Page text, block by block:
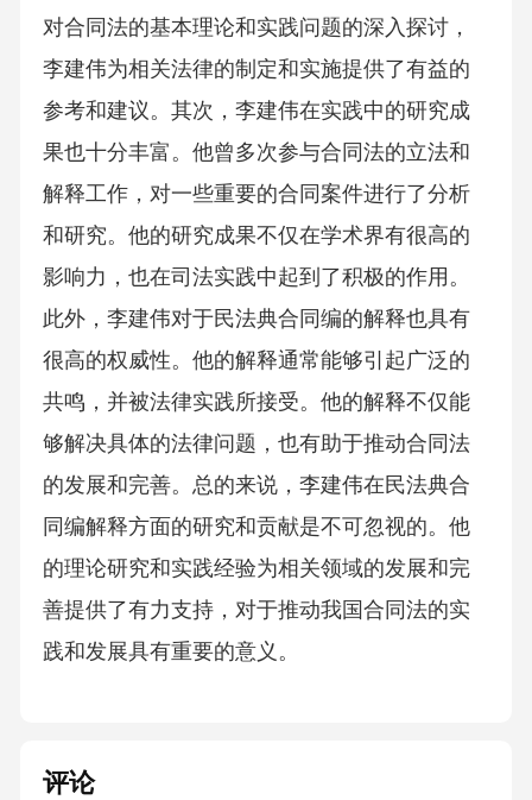
对合同法的基本理论和实践问题的深入探讨，
李建伟为相关法律的制定和实施提供了有益的
参考和建议。其次，李建伟在实践中的研究成
果也十分丰富。他曾多次参与合同法的立法和
解释工作，对一些重要的合同案件进行了分析
和研究。他的研究成果不仅在学术界有很高的
影响力，也在司法实践中起到了积极的作用。
此外，李建伟对于民法典合同编的解释也具有
很高的权威性。他的解释通常能够引起广泛的
共鸣，并被法律实践所接受。他的解释不仅能
够解决具体的法律问题，也有助于推动合同法
的发展和完善。总的来说，李建伟在民法典合
同编解释方面的研究和贡献是不可忽视的。他
的理论研究和实践经验为相关领域的发展和完
善提供了有力支持，对于推动我国合同法的实
践和发展具有重要的意义。
评论